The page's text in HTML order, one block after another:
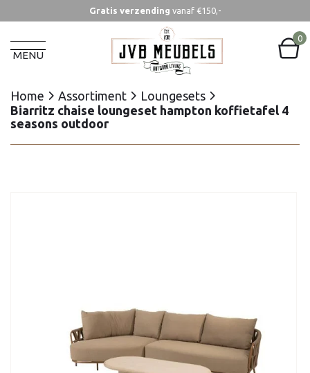
Gratis verzending vanaf €150,-
MENU
0
Home Assortiment
Loungesets
Biarritz chaise loungeset hampton koffietafel 4
seasons outdoor
Home Assortiment
Loungesets
Biarritz chaise loungeset hampton koffietafel 4
seasons outdoor